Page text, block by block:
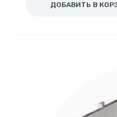
ДОБАВИТЬ В